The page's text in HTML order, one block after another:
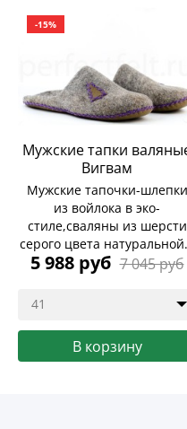
-15%
Мужские тапки
Вигвам
Мужские тапочки-шлепки
из войлока в эко-
стиле,сваляны из шерсти
серого цвета
5 988 руб 7 045 руб
41
В корзину
Купить